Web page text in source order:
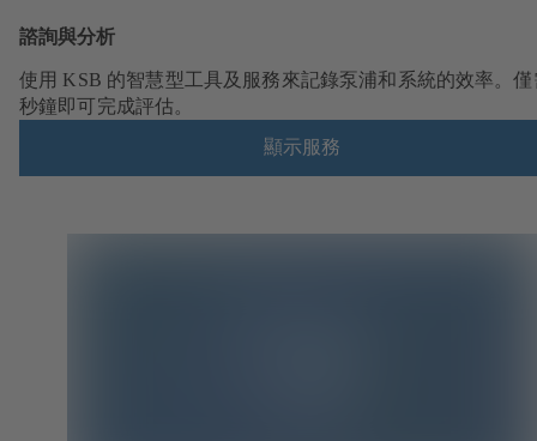
諮詢與分析
使用 KSB 的智慧型工具及服務來記錄泵浦和系統的效率。僅
秒鐘即可完成評估。
顯示服務